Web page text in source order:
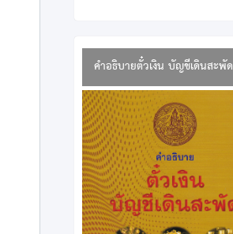
คำอธิบายตั๋วเงิน บัญชีเดินสะพัด